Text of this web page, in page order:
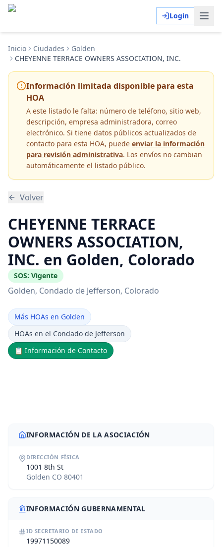
Login
Inicio Ciudades
Golden
CHEYENNE TERRACE OWNERS ASSOCIATION, INC.
Información limitada disponible para esta
HOA
A este listado le falta: número de teléfono, sitio web,
descripción, empresa administradora, correo
electrónico. Si tiene datos públicos actualizados de
contacto para esta HOA, puede enviar la información
para revisión administrativa. Los envíos no cambian
automáticamente el listado público.
Volver
CHEYENNE TERRACE
OWNERS ASSOCIATION,
INC. en Golden, Colorado
SOS: Vigente
Golden, Condado de Jefferson, Colorado
Más HOAs en Golden
HOAs en el Condado de Jefferson
📋 Información de Contacto
INFORMACIÓN DE LA ASOCIACIÓN
DIRECCIÓN FÍSICA
1001 8th St
Golden CO 80401
INFORMACIÓN GUBERNAMENTAL
ID SECRETARIO DE ESTADO
19971150089